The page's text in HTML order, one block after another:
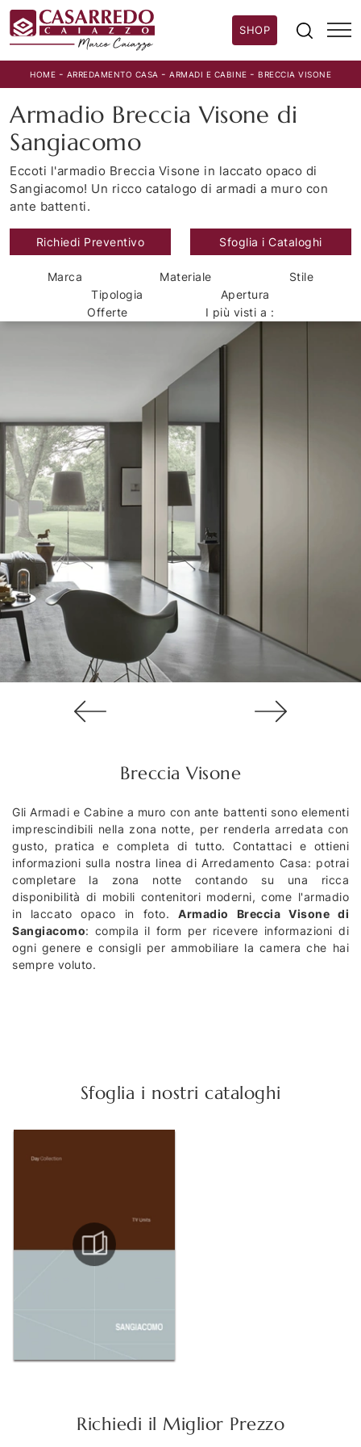
SHOP
HOME - ARREDAMENTO CASA - ARMADI E CABINE - BRECCIA VISONE
Armadio Breccia Visone di
Sangiacomo
Eccoti l'armadio Breccia Visone in laccato opaco di
Sangiacomo! Un ricco catalogo di armadi a muro con
ante battenti.
Richiedi Preventivo Sfoglia i Cataloghi
Marca Materiale
Stile
Tipologia
Apertura
Offerte
I più visti a :
Breccia Visone
Gli Armadi e Cabine a muro con ante battenti sono elementi
imprescindibili nella zona notte, per renderla arredata con
gusto, pratica e completa di tutto. Contattaci e ottieni
informazioni sulla nostra linea di Arredamento Casa: potrai
completare la zona notte contando su una ricca
disponibilità di mobili contenitori moderni, come l'armadio
in laccato opaco in foto.Armadio Breccia Visone di
Sangiacomo: compila il form per ricevere informazioni di
ogni genere e consigli per ammobiliare la camera che hai
sempre voluto.
Sfoglia i nostri cataloghi
Richiedi il Miglior Prezzo